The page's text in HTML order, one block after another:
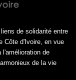
de solidarité entre
Côte d'Ivoire, en vue
l'amélioration de
de la vie